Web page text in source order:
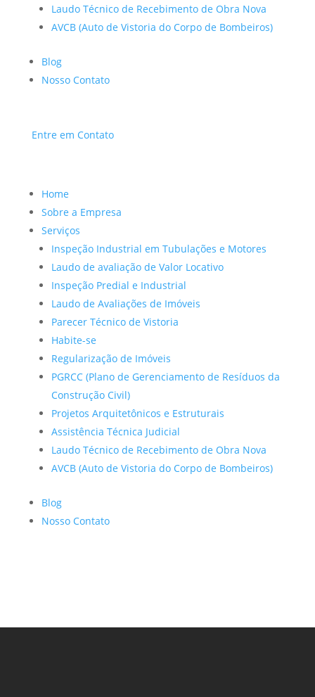
Laudo Técnico de Recebimento de Obra Nova
AVCB (Auto de Vistoria do Corpo de Bombeiros)
Blog
Nosso Contato
Entre em Contato
Home
Sobre a Empresa
Serviços
Inspeção Industrial em Tubulações e Motores
Laudo de avaliação de Valor Locativo
Inspeção Predial e Industrial
Laudo de Avaliações de Imóveis
Parecer Técnico de Vistoria
Habite-se
Regularização de Imóveis
PGRCC (Plano de Gerenciamento de Resíduos da
Construção Civil)
Projetos Arquitetônicos e Estruturais
Assistência Técnica Judicial
Laudo Técnico de Recebimento de Obra Nova
AVCB (Auto de Vistoria do Corpo de Bombeiros)
Blog
Nosso Contato